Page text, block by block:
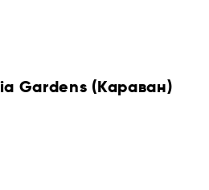
Gardens (Караван)